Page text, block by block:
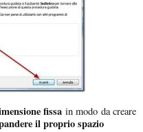
fissa in modo da creare
il proprio spazio